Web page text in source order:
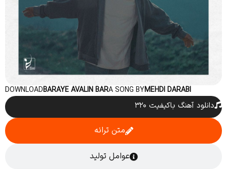
MEHDI DARABI
A SONG BY
BARAYE AVALIN BAR
DOWNLOAD
دانلود آهنگ باکیفیت ۳۲۰
متن ترانه
عوامل تولید